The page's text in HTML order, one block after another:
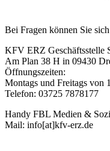
Bei Fragen können Sie
KFV ERZ Geschäftsstelle
Am Plan 38 H in 09430
Öffnungszeiten:
Montags und Freitags von
Telefon: 03725 7878177
Handy FBL Medien &
Mail: info[at]kfv-erz.de